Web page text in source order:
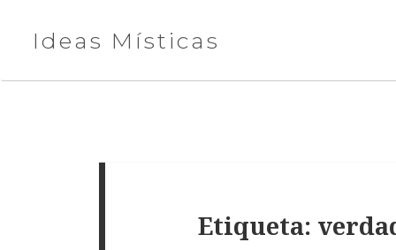
Ideas Místicas
Etiqueta: